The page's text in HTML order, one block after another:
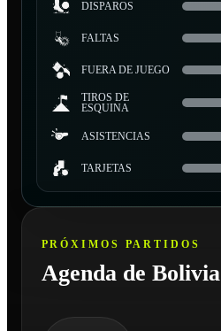
DISPAROS
FALTAS
FUERA DE JUEGO
TIROS DE
ESQUINA
ASISTENCIAS
TARJETAS
PRÓXIMOS PARTIDOS
Agenda de Bolivia